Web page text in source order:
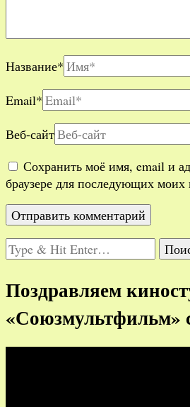
Название*
Email*
Веб-сайт
Сохранить моё имя, email и
браузере для последующих моих
Ищите
что-
то?
Поздравляем
«Союзмультфильм»